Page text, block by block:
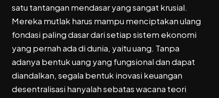
satu tantangan mendasar yang sangat krusial.
Mereka mutlak harus mampu menciptakan ulang
fondasi paling dasar dari setiap sistem ekonomi
yang pernah ada di dunia, yaitu uang. Tanpa
adanya bentuk uang yang fungsional dan dapat
diandalkan, segala bentuk inovasi keuangan
desentralisasi hanyalah sebatas wacana teori